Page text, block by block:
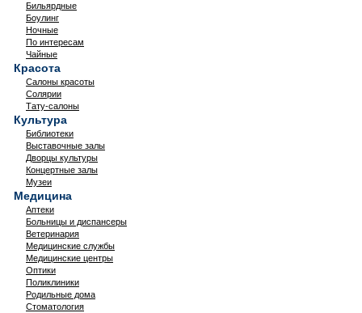
Бильярдные
Боулинг
Ночные
По интересам
Чайные
Красота
Салоны красоты
Солярии
Тату-салоны
Культура
Библиотеки
Выставочные залы
Дворцы культуры
Концертные залы
Музеи
Медицина
Аптеки
Больницы и диспансеры
Ветеринария
Медицинские службы
Медицинские центры
Оптики
Поликлиники
Родильные дома
Стоматология